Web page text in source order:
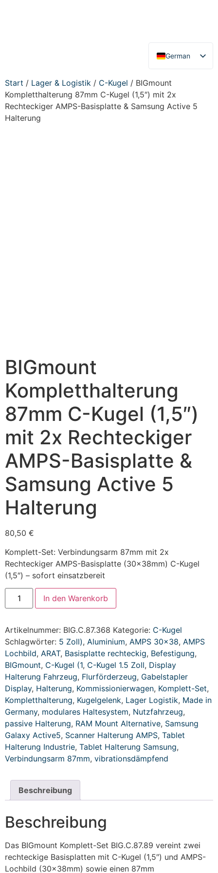
German
English
Start / Lager & Logistik / C-Kugel / BIGmount
Kompletthalterung 87mm C-Kugel (1,5″) mit 2x
Rechteckiger AMPS-Basisplatte & Samsung Active 5
Halterung
BIGmount
Kompletthalterung
87mm C-Kugel (1,5″)
mit 2x Rechteckiger
AMPS-Basisplatte &
Samsung Active 5
Halterung
80,50 €
Komplett-Set: Verbindungsarm 87mm mit 2x
Rechteckiger AMPS-Basisplatte (30x38mm) C-Kugel
(1,5″) – sofort einsatzbereit
In den Warenkorb
Artikelnummer: BIG.C.87.368 Kategorie: C-Kugel
Schlagwörter: 5 Zoll), Aluminium, AMPS 30x38, AMPS
Lochbild, ARAT, Basisplatte rechteckig, Befestigung,
BIGmount, C-Kugel (1, C-Kugel 1.5 Zoll, Display
Halterung Fahrzeug, Flurförderzeug, Gabelstapler
Display, Halterung, Kommissionierwagen, Komplett-Set,
Kompletthalterung, Kugelgelenk, Lager Logistik, Made in
Germany, modulares Haltesystem, Nutzfahrzeug,
passive Halterung, RAM Mount Alternative, Samsung
Galaxy Active5, Scanner Halterung AMPS, Tablet
Halterung Industrie, Tablet Halterung Samsung,
Verbindungsarm 87mm, vibrationsdämpfend
Beschreibung
Beschreibung
Das BIGmount Komplett-Set BIG.C.87.89 vereint zwei
rechteckige Basisplatten mit C-Kugel (1,5″) und AMPS-
Lochbild (30x38mm) sowie einen 87mm